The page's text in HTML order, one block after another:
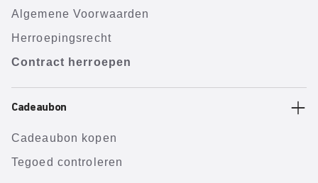
Algemene Voorwaarden
Herroepingsrecht
Contract herroepen
Cadeaubon
Cadeaubon kopen
Tegoed controleren